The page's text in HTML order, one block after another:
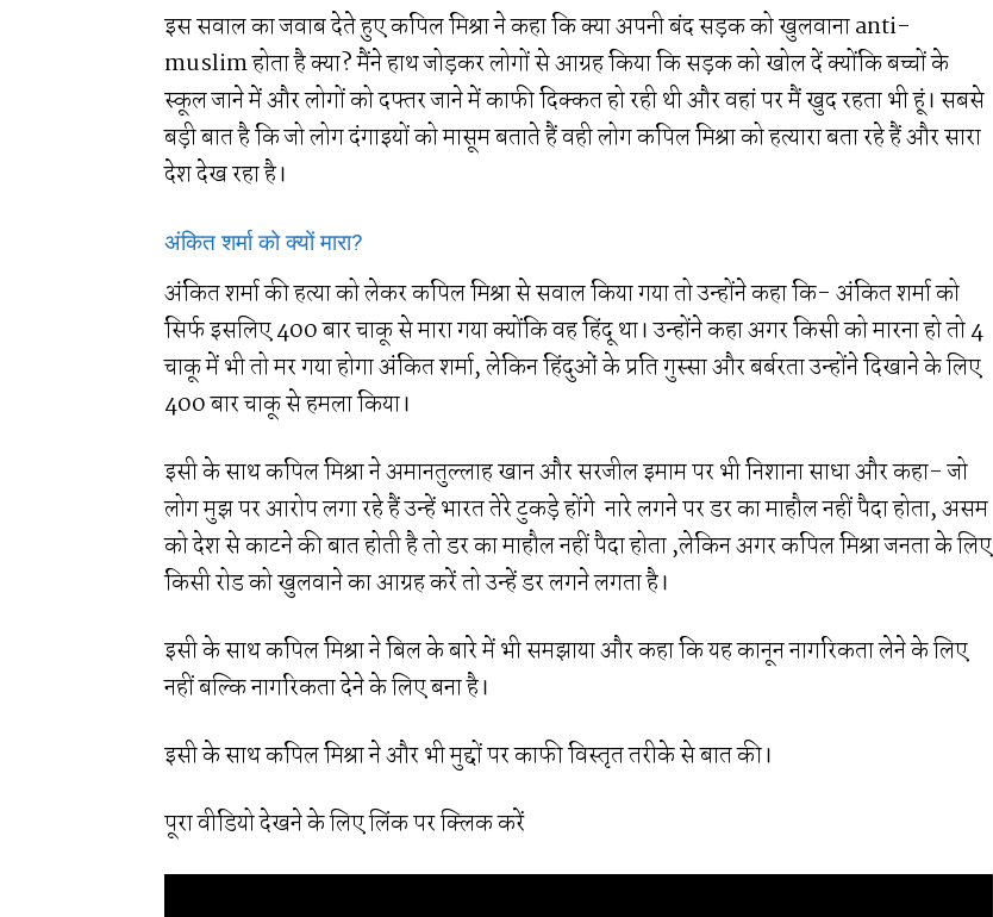
इस सवाल का जवाब देते हुए कपिल मिश्रा ने कहा कि क्या अपनी बंद सड़क को खुलवाना anti-
muslim होता है क्या? मैंने हाथ जोड़कर लोगों से आग्रह किया कि सड़क को खोल दें क्योंकि बच्चों के
स्कूल जाने में और लोगों को दफ्तर जाने में काफी दिक्कत हो रही थी और वहां पर मैं खुद रहता भी हूं। सबसे
बड़ी बात है कि जो लोग दंगाइयों को मासूम बताते हैं वही लोग कपिल मिश्रा को हत्यारा बता रहे हैं और सारा
देश देख रहा है।
अंकित शर्मा को क्यों मारा?
अंकित शर्मा की हत्या को लेकर कपिल मिश्रा से सवाल किया गया तो उन्होंने कहा कि- अंकित शर्मा को
सिर्फ इसलिए 400 बार चाकू से मारा गया क्योंकि वह हिंदू था। उन्होंने कहा अगर किसी को मारना हो तो 4
चाकू में भी तो मर गया होगा अंकित शर्मा, लेकिन हिंदुओं के प्रति गुस्सा और बर्बरता उन्होंने दिखाने के लिए
400 बार चाकू से हमला किया।
इसी के साथ कपिल मिश्रा ने अमानतुल्लाह खान और सरजील इमाम पर भी निशाना साधा और कहा- जो
लोग मुझ पर आरोप लगा रहे हैं उन्हें भारत तेरे टुकड़े होंगे नारे लगने पर डर का माहौल नहीं पैदा होता, असम
को देश से काटने की बात होती है तो डर का माहौल नहीं पैदा होता ,लेकिन अगर कपिल मिश्रा जनता के लिए
किसी रोड को खुलवाने का आग्रह करें तो उन्हें डर लगने लगता है।
इसी के साथ कपिल मिश्रा ने बिल के बारे में भी समझाया और कहा कि यह कानून नागरिकता लेने के लिए
नहीं बल्कि नागरिकता देने के लिए बना है।
इसी के साथ कपिल मिश्रा ने और भी मुद्दों पर काफी विस्तृत तरीके से बात की।
पूरा वीडियो देखने के लिए लिंक पर क्लिक करें